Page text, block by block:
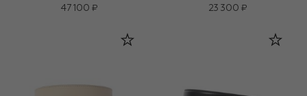
47 100 ₽
23 300 ₽